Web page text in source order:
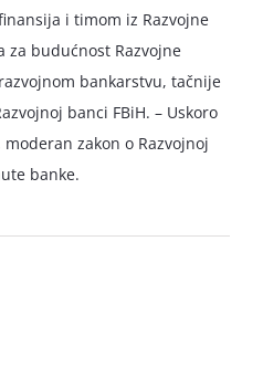
i timom iz Razvojne
za budućnost Razvojne
bankarstvu, tačnije
banci FBiH. – Uskoro
zakon o Razvojnoj
banke.